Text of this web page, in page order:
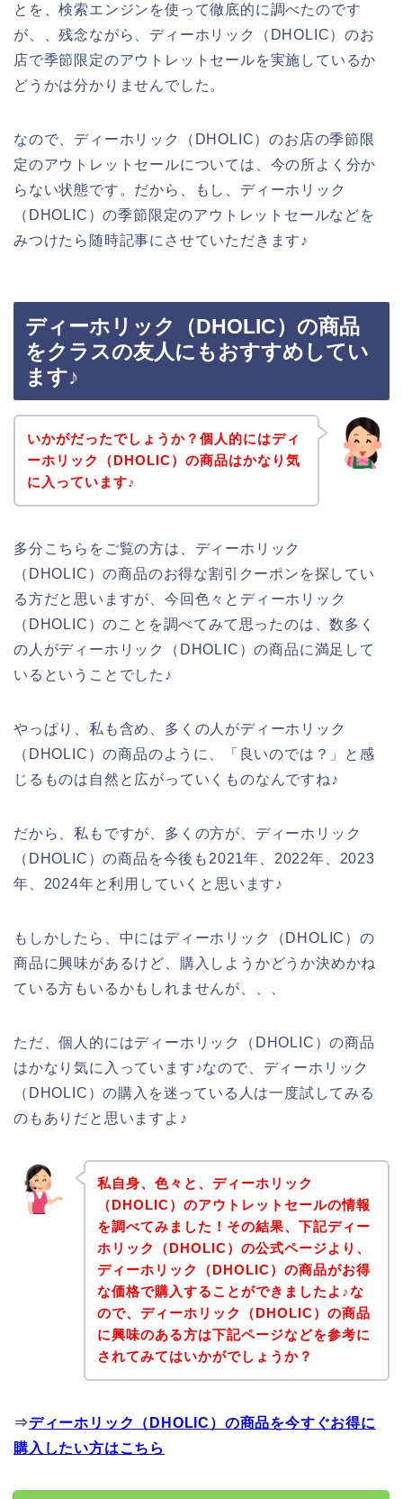
とを、検索エンジンを使って徹底的に調べたのです
が、、残念ながら、ディーホリック（DHOLIC）のお
店で季節限定のアウトレットセールを実施しているか
どうかは分かりませんでした。
なので、ディーホリック（DHOLIC）のお店の季節限
定のアウトレットセールについては、今の所よく分か
らない状態です。だから、もし、ディーホリック
（DHOLIC）の季節限定のアウトレットセールなどを
みつけたら随時記事にさせていただきます♪
ディーホリック（DHOLIC）の商品
をクラスの友人にもおすすめしてい
ます♪
いかがだったでしょうか？個人的にはディ
ーホリック（DHOLIC）の商品はかなり気
に入っています♪
多分こちらをご覧の方は、ディーホリック
（DHOLIC）の商品のお得な割引クーポンを探してい
る方だと思いますが、今回色々とディーホリック
（DHOLIC）のことを調べてみて思ったのは、数多く
の人がディーホリック（DHOLIC）の商品に満足して
いるということでした♪
やっぱり、私も含め、多くの人がディーホリック
（DHOLIC）の商品のように、「良いのでは？」と感
じるものは自然と広がっていくものなんですね♪
だから、私もですが、多くの方が、ディーホリック
（DHOLIC）の商品を今後も2021年、2022年、2023
年、2024年と利用していくと思います♪
もしかしたら、中にはディーホリック（DHOLIC）の
商品に興味があるけど、購入しようかどうか決めかね
ている方もいるかもしれませんが、、、
ただ、個人的にはディーホリック（DHOLIC）の商品
はかなり気に入っています♪なので、ディーホリック
（DHOLIC）の購入を迷っている人は一度試してみる
のもありだと思いますよ♪
私自身、色々と、ディーホリック
（DHOLIC）のアウトレットセールの情報
を調べてみました！その結果、下記ディー
ホリック（DHOLIC）の公式ページより、
ディーホリック（DHOLIC）の商品がお得
な価格で購入することができましたよ♪な
ので、ディーホリック（DHOLIC）の商品
に興味のある方は下記ページなどを参考に
されてみてはいかがでしょうか？
⇒ディーホリック（DHOLIC）の商品を今すぐお得に
購入したい方はこちら